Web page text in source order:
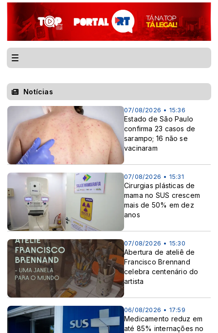
Notícias
07/08/2026 • 15:36
Estado de São Paulo
confirma 23 casos de
sarampo; 16 não se
vacinaram
07/08/2026 • 15:31
Cirurgias plásticas de
mama no SUS crescem
mais de 50% em dez
anos
07/08/2026 • 15:30
Abertura de ateliê de
Francisco Brennand
celebra centenário do
artista
06/08/2026 • 17:59
Medicamento reduz em
até 85% internações no